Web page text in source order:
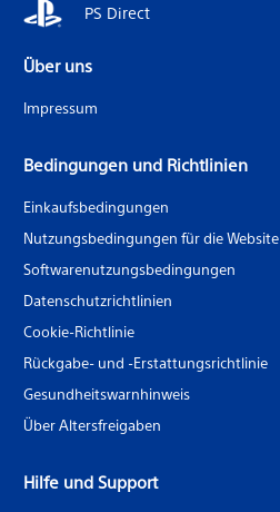
PS Direct
Über uns
Impressum
Bedingungen und Richtlinien
Einkaufsbedingungen
Nutzungsbedingungen für die Website
Softwarenutzungsbedingungen
Datenschutzrichtlinien
Cookie-Richtlinie
Rückgabe- und -Erstattungsrichtlinie
Gesundheitswarnhinweis
Über Altersfreigaben
Hilfe und Support